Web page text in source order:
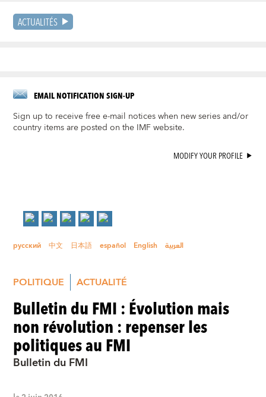
ACTUALITÉS
EMAIL NOTIFICATION SIGN-UP
Sign up to receive free e-mail notices when new series and/or
country items are posted on the IMF website.
MODIFY YOUR PROFILE
русский 中文 日本語 español English العربية
POLITIQUE ACTUALITÉ
Bulletin du FMI : Évolution mais
non révolution : repenser les
politiques au FMI
Bulletin du FMI